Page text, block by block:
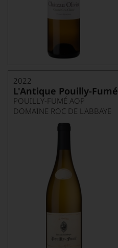
2022
L'Antique Pouilly-Fumé
POUILLY-FUMÉ AOP
DOMAINE ROC DE L'ABBAYE